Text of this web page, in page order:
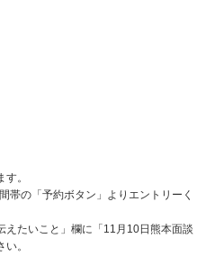
。
帯の「予約ボタン」よりエントリーく
えたいこと」欄に「11月10日熊本面談
。